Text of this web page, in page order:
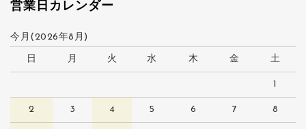
営業日カレンダー
今月(2026年8月)
日 月 火 水 木 金 土
1
2 3 4 5 6 7 8